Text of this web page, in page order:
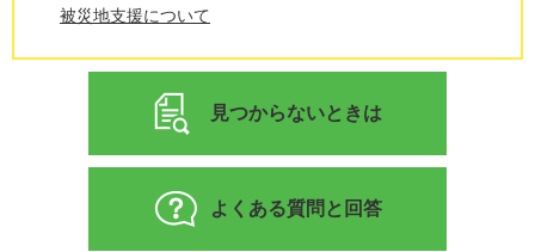
被災地支援について
見つからないときは
よくある質問と回答